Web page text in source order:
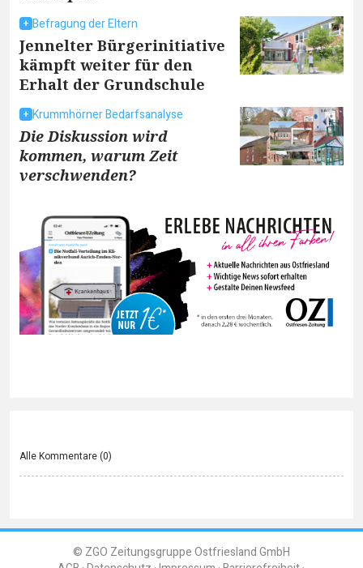
Befragung der Eltern
Jennelter Bürgerinitiative
kämpft weiter für den
Erhalt der Grundschule
Krummhörner Bedarfsanalyse
Die Diskussion wird
kommen, warum Zeit
verschwenden?
Alle Kommentare (0)
© ZGO Zeitungsgruppe Ostfriesland GmbH